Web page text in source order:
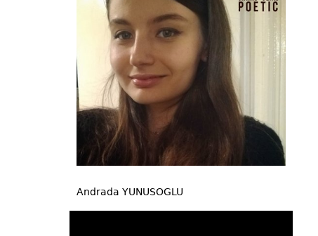
Andrada YUNUSOGLU